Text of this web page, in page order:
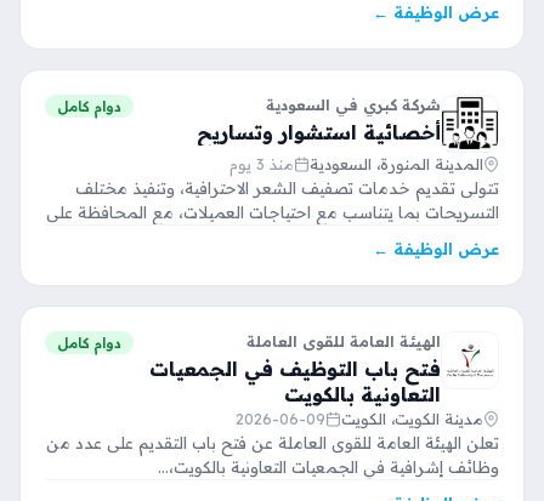
عرض الوظيفة ←
شركة كبري في السعودية
أخصائية استشوار وتساريح
دوام كامل
المدينة المنورة، السعودية
منذ 3 يوم
تتولى تقديم خدمات تصفيف الشعر الاحترافية، وتنفيذ مختلف
التسريحات بما يتناسب مع احتياجات العميلات، مع المحافظة على
عرض الوظيفة ←
الهيئة العامة للقوى العاملة
فتح باب التوظيف في الجمعيات
التعاونية بالكويت
دوام كامل
مدينة الكويت، الكويت
2026-06-09
تعلن الهيئة العامة للقوى العاملة عن فتح باب التقديم على عدد من
وظائف إشرافية في الجمعيات التعاونية بالكويت،…